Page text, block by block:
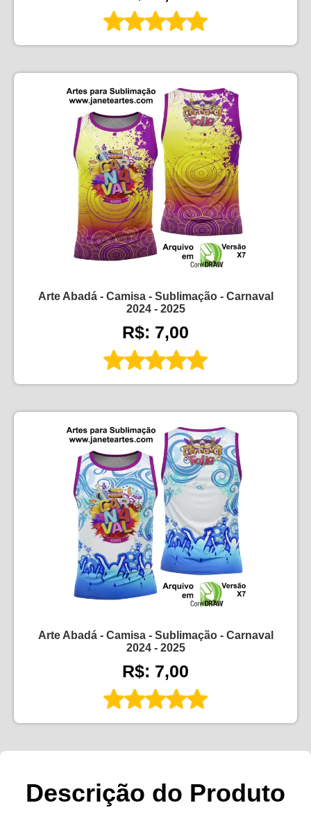
Arte Abadá - Camisa - Sublimação - Carnaval
2024 - 2025
R$: 7,00
Arte Abadá - Camisa - Sublimação - Carnaval
2024 - 2025
R$: 7,00
Descrição do Produto